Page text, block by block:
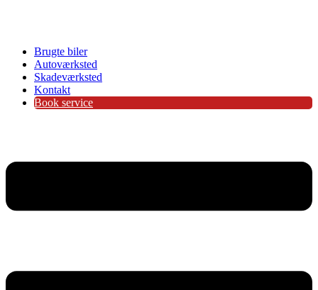
Brugte biler
Autoværksted
Skadeværksted
Kontakt
Book service